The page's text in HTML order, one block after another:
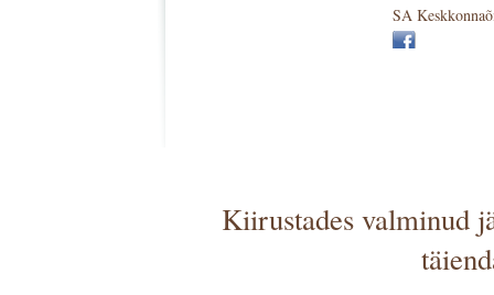
SA
Kiirustades valminud